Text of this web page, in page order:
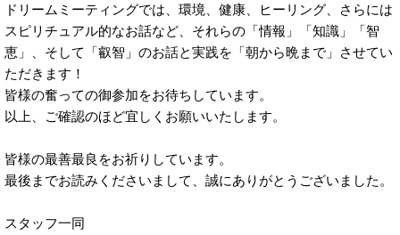
ドリームミーティングでは、環境、健康、ヒーリング、さらには
スピリチュアル的なお話など、それらの「情報」「知識」「智
恵」、そして「叡智」のお話と実践を「朝から晩まで」させてい
ただきます！
皆様の奮っての御参加をお待ちしています。
以上、ご確認のほど宜しくお願いいたします。
皆様の最善最良をお祈りしています。
最後までお読みくださいまして、誠にありがとうございました。
スタッフ一同